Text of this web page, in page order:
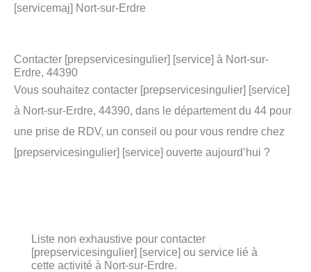
[servicemaj] Nort-sur-Erdre
Contacter [prepservicesingulier] [service] à Nort-sur-
Erdre, 44390
Vous souhaitez contacter [prepservicesingulier] [service]
à Nort-sur-Erdre, 44390, dans le département du 44 pour
une prise de RDV, un conseil ou pour vous rendre chez
[prepservicesingulier] [service] ouverte aujourd’hui ?
Liste non exhaustive pour contacter
[prepservicesingulier] [service] ou service lié à
cette activité à Nort-sur-Erdre.